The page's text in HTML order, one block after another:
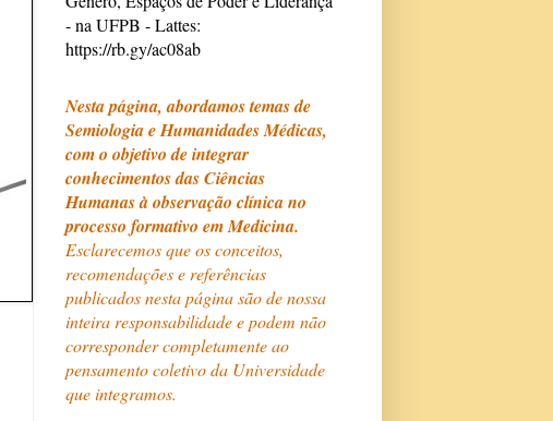
- na UFPB - Lattes:
https://rb.gy/ac08ab
Nesta página, abordamos temas de
Semiologia e Humanidades Médicas,
com o objetivo de integrar
conhecimentos das Ciências
Humanas à observação clínica no
processo formativo em Medicina.
Esclarecemos que os conceitos,
recomendações e referências
publicados nesta página são de nossa
inteira responsabilidade e podem não
corresponder completamente ao
pensamento coletivo da Universidade
que integramos.